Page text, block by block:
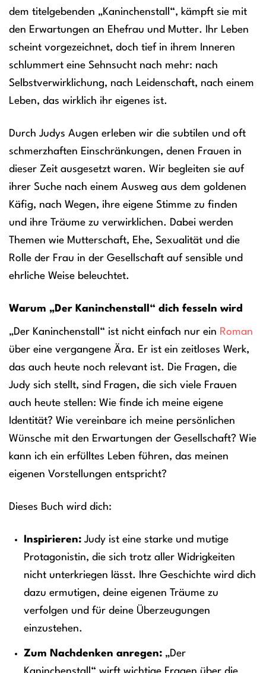
dem titelgebenden „Kaninchenstall“, kämpft sie mit
den Erwartungen an Ehefrau und Mutter. Ihr Leben
scheint vorgezeichnet, doch tief in ihrem Inneren
schlummert eine Sehnsucht nach mehr: nach
Selbstverwirklichung, nach Leidenschaft, nach einem
Leben, das wirklich ihr eigenes ist.
Durch Judys Augen erleben wir die subtilen und oft
schmerzhaften Einschränkungen, denen Frauen in
dieser Zeit ausgesetzt waren. Wir begleiten sie auf
ihrer Suche nach einem Ausweg aus dem goldenen
Käfig, nach Wegen, ihre eigene Stimme zu finden
und ihre Träume zu verwirklichen. Dabei werden
Themen wie Mutterschaft, Ehe, Sexualität und die
Rolle der Frau in der Gesellschaft auf sensible und
ehrliche Weise beleuchtet.
Warum „Der Kaninchenstall“ dich fesseln wird
„Der Kaninchenstall“ ist nicht einfach nur ein Roman
über eine vergangene Ära. Er ist ein zeitloses Werk,
das auch heute noch relevant ist. Die Fragen, die
Judy sich stellt, sind Fragen, die sich viele Frauen
auch heute stellen: Wie finde ich meine eigene
Identität? Wie vereinbare ich meine persönlichen
Wünsche mit den Erwartungen der Gesellschaft? Wie
kann ich ein erfülltes Leben führen, das meinen
eigenen Vorstellungen entspricht?
Dieses Buch wird dich:
Inspirieren:Judy ist eine starke und mutige
Protagonistin, die sich trotz aller Widrigkeiten
nicht unterkriegen lässt. Ihre Geschichte wird dich
dazu ermutigen, deine eigenen Träume zu
verfolgen und für deine Überzeugungen
einzustehen.
Zum Nachdenken anregen:„Der